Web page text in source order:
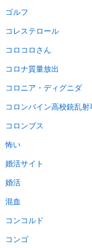
ゴルフ
コレステロール
コロコロさん
コロナ質量放出
コロニア・ディグニダ
コロンバイン高校銃乱射
コロンブス
怖い
婚活サイト
婚活
混血
コンコルド
コンゴ